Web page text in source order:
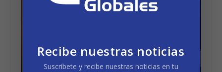
Recibe nuestras noticias
Suscríbete y recibe nuestras noticias en tu